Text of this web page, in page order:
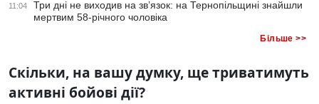
11:04
Три дні не виходив на зв’язок: на Тернопільщині знайшли
мертвим 58-річного чоловіка
Більше >>
Скільки, на вашу думку, ще триватимуть
активні бойові дії?